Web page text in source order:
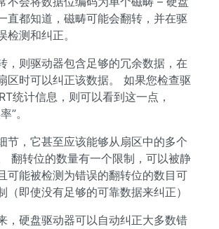
直都知道，磁畴可能会翻转，并在驱
检测和纠正。
，则驱动器包含足够的冗余数据，在
区时可以纠正该数据。 如果您检查驱
统计信息，则可以看到这一点，
”。
节，它甚至应该能够从扇区中的多个
翻转位的数量有一个限制，可以被静
可能被检测为错误的翻转位的数目可
（即使没有足够的可靠数据来纠正）
，硬盘驱动器可以自动纠正大多数错